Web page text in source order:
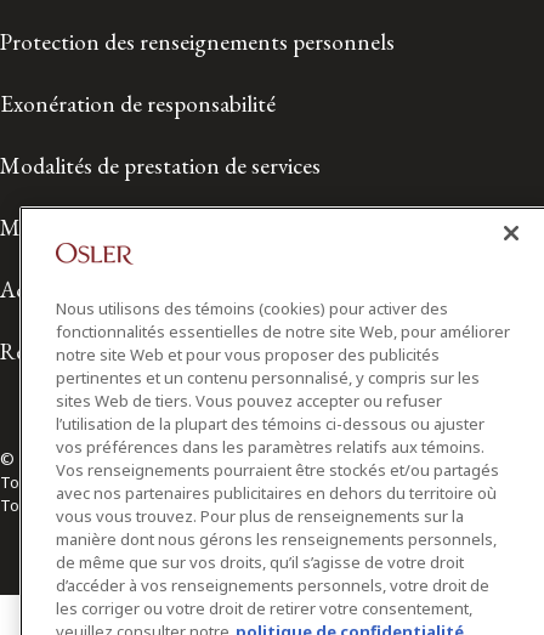
Protection des renseignements personnels
Exonération de responsabilité
Modalités de prestation de services
Modalités d'utilisation
Accessibilité
Relations avec les médias
© 2026 Osler, Hoskin & Harcourt S.E.N.C.R.L./s.r.l.
Tous droits réservés
Toronto | Montréal | Calgary | Vancouver | Ottawa | New York
Nous utilisons des témoins (cookies) pour activer des
fonctionnalités essentielles de notre site Web, pour améliorer
notre site Web et pour vous proposer des publicités
pertinentes et un contenu personnalisé, y compris sur les
sites Web de tiers. Vous pouvez accepter ou refuser
l’utilisation de la plupart des témoins ci-dessous ou ajuster
vos préférences dans les paramètres relatifs aux témoins.
Vos renseignements pourraient être stockés et/ou partagés
avec nos partenaires publicitaires en dehors du territoire où
vous vous trouvez. Pour plus de renseignements sur la
manière dont nous gérons les renseignements personnels,
de même que sur vos droits, qu’il s’agisse de votre droit
d’accéder à vos renseignements personnels, votre droit de
les corriger ou votre droit de retirer votre consentement,